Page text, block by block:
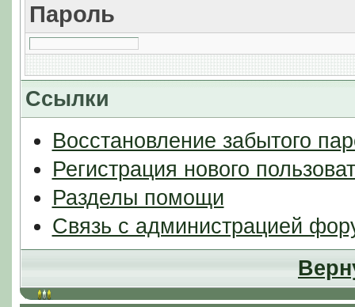
Пароль
Ссылки
Восстановление забытого
Регистрация нового
Разделы помощи
Связь с администрацией